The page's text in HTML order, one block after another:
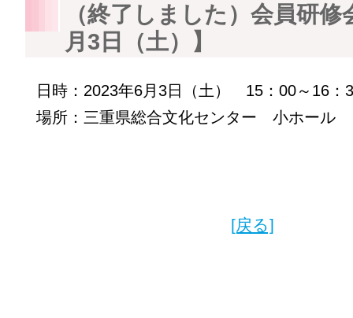
（終了しました）会員研修
月3日（土）】
日時：2023年6月3日（土） 15：00～16：
場所：三重県総合文化センター 小ホール
[戻る]